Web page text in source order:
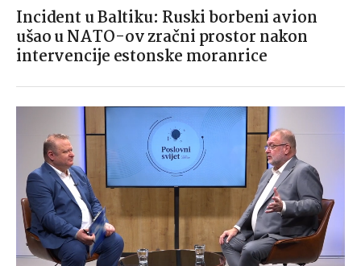
Incident u Baltiku: Ruski borbeni avion
ušao u NATO-ov zračni prostor nakon
intervencije estonske moranrice